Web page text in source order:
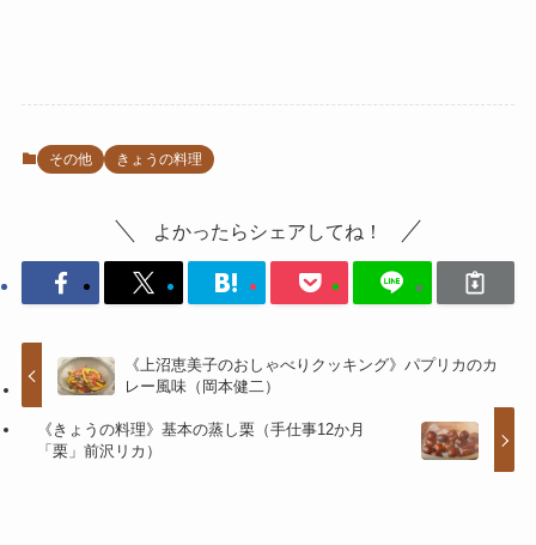
その他 きょうの料理
よかったらシェアしてね！
《上沼恵美子のおしゃべりクッキング》パプリカのカ
レー風味（岡本健二）
《きょうの料理》基本の蒸し栗（手仕事12か月
「栗」前沢リカ）